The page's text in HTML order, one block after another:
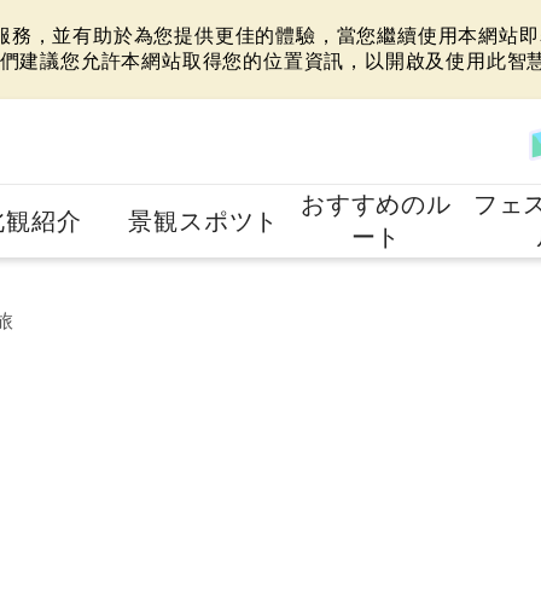
，並有助於為您提供更佳的體驗，當您繼續使用本網站
建議您允許本網站取得您的位置資訊，以開啟及使用此智
観紹介 景観スポツト
おすすめのル
ート
フェ